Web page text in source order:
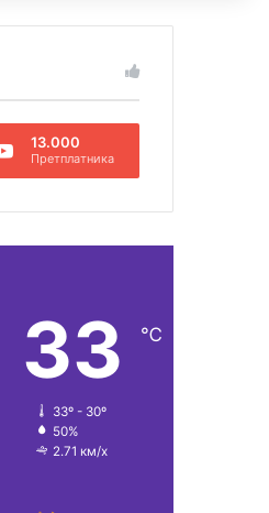
13.000
Претплатника
33 ℃
33º - 30º
50%
2.71 км/х